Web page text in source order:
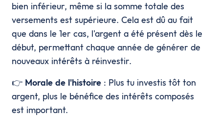
bien inférieur, même si la somme totale des
versements est supérieure. Cela est dû au fait
que dans le 1er cas, l'argent a été présent dès le
début, permettant chaque année de générer de
nouveaux intérêts à réinvestir.
👉 Morale de l'histoire : Plus tu investis tôt ton
argent, plus le bénéfice des intérêts composés
est important.